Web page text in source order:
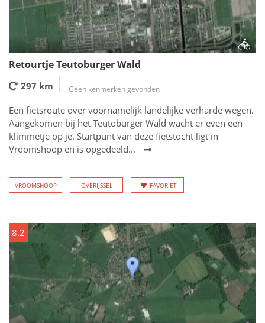
Retourtje Teutoburger Wald
297 km Geen kenmerken gevonden
Een fietsroute over voornamelijk landelijke verharde wegen.
Aangekomen bij het Teutoburger Wald wacht er even een
klimmetje op je. Startpunt van deze fietstocht ligt in
Vroomshoop en is opgedeeld...
VROOMSHOOP OVERIJSSEL FAVORIET
8.2